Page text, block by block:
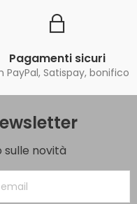
Pagamenti sicuri
PayPal, Satispay, bonifico
novità